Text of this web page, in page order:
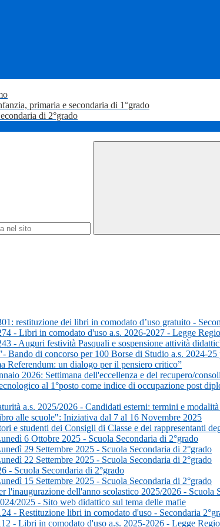
primaria e secondaria di 1°grado
di 2°grado
restituzione dei libri in comodato d’uso gratuito -
- Libri in comodato d'uso a.s. 2026-2027 - Legge
- Auguri festività Pasquali e sospensione attività
Bando di concorso per 100 Borse di Studio a.s. 2024-
Referendum: un dialogo per il pensiero critico”
2026: Settimana dell'eccellenza e del recupero/
al 1°posto come indice di occupazione post
a.s. 2025/2026 - Candidati esterni: termini e
alle scuole": Iniziativa dal 7 al 16 Novembre 2025
e studenti dei Consigli di Classe e dei rappresentanti
6 Ottobre 2025 - Scuola Secondaria di 2°grado
29 Settembre 2025 - Scuola Secondaria di 2°grado
22 Settembre 2025 - Scuola Secondaria di 2°grado
- Scuola Secondaria di 2°grado
15 Settembre 2025 - Scuola Secondaria di 2°grado
l'inaugurazione dell'anno scolastico 2025/2026 - Scuola
2025 - Sito web didattico sul tema delle mafie
- Restituzione libri in comodato d'uso - Secondaria
- Libri in comodato d'uso a.s. 2025-2026 - Legge